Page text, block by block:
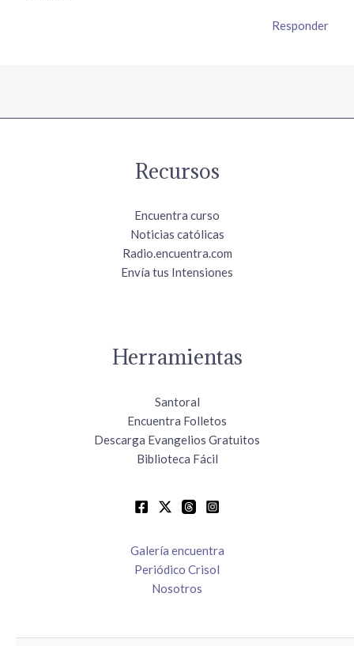
Responder
Recursos
Encuentra curso
Noticias católicas
Radio.encuentra.com
Envía tus Intensiones
Herramientas
Santoral
Encuentra Folletos
Descarga Evangelios Gratuitos
Biblioteca Fácil
Galería encuentra
Periódico Crisol
Nosotros